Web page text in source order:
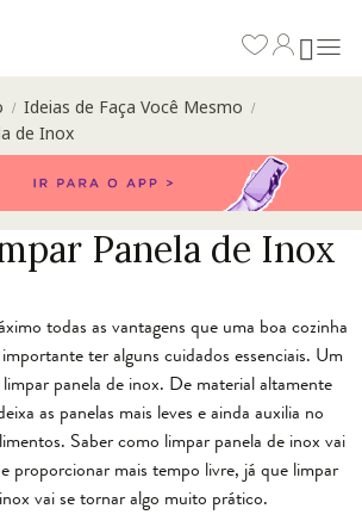
/ Ideias de Faça Você Mesmo /
de Inox
Panela de Inox
todas as vantagens que uma boa cozinha
ter alguns cuidados essenciais. Um
panela de inox. De material altamente
as panelas mais leves e ainda auxilia no
Saber como limpar panela de inox vai
proporcionar mais tempo livre, já que limpar
vai se tornar algo muito prático.